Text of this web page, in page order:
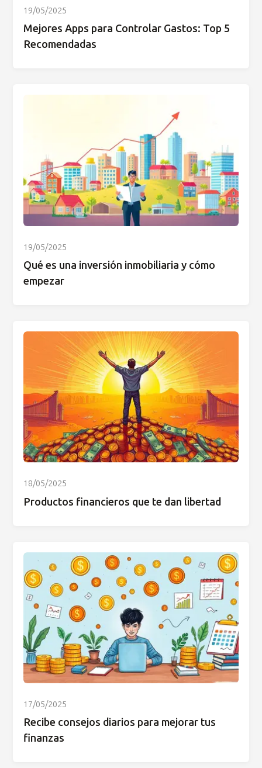
19/05/2025
Mejores Apps para Controlar Gastos: Top 5
Recomendadas
19/05/2025
Qué es una inversión inmobiliaria y cómo
empezar
18/05/2025
Productos financieros que te dan libertad
17/05/2025
Recibe consejos diarios para mejorar tus
finanzas